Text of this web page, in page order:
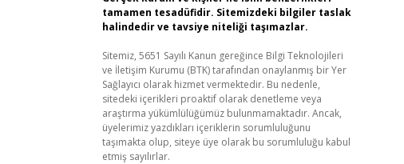
tamamen tesadüfidir. Sitemizdeki bilgiler taslak
halindedir ve tavsiye niteliği taşımazlar.
Sitemiz, 5651 Sayılı Kanun gereğince Bilgi Teknolojileri
ve İletişim Kurumu (BTK) tarafından onaylanmış bir Yer
Sağlayıcı olarak hizmet vermektedir. Bu nedenle,
sitedeki içerikleri proaktif olarak denetleme veya
araştırma yükümlülüğümüz bulunmamaktadır. Ancak,
üyelerimiz yazdıkları içeriklerin sorumluluğunu
taşımakta olup, siteye üye olarak bu sorumluluğu kabul
etmiş sayılırlar.